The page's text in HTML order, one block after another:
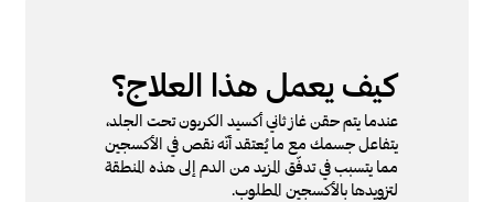
كيف يعمل هذا العلاج؟
عندما يتم حقن غاز ثاني أكسيد الكربون تحت الجلد،
يتفاعل جسمك مع ما يُعتقد أنّه نقص في الأكسجين
مما يتسبب في تدفّق المزيد من الدم إلى هذه المنطقة
لتزويدها بالأكسجين المطلوب.